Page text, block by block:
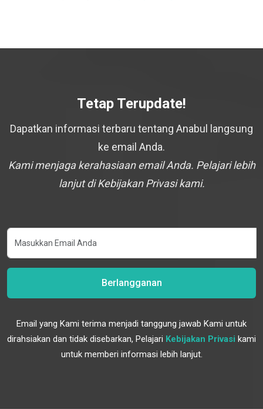
Tetap Terupdate!
Dapatkan informasi terbaru tentang Anabul langsung
ke email Anda.
Kami menjaga kerahasiaan email Anda. Pelajari lebih
lanjut di Kebijakan Privasi kami.
Berlangganan
Email yang Kami terima menjadi tanggung jawab Kami untuk
dirahsiakan dan tidak disebarkan, Pelajari Kebijakan Privasi kami
untuk memberi informasi lebih lanjut.